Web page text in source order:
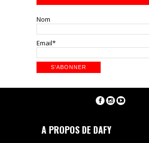
Nom
Email*
A PROPOS DE DAFY